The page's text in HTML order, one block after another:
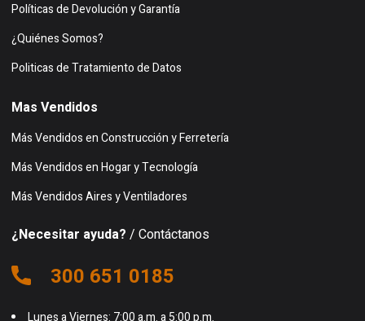
Políticas de Devolución y Garantía
¿Quiénes Somos?
Politicas de Tratamiento de Datos
Mas Vendidos
Más Vendidos en Construcción y Ferretería
Más Vendidos en Hogar y Tecnología
Más Vendidos Aires y Ventiladores
¿Necesitar ayuda? / Contáctanos
300 651 0185
Lunes a Viernes: 7:00 a.m. a 5:00 p.m.